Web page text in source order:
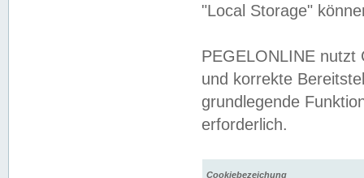
"Local Storage"
PEGELONLINE nutzt
und korrekte
grundlegende
erforderlich.
Cookiebezeichung